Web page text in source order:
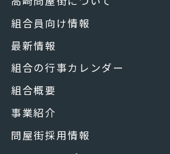
組合員向け情報
最新情報
組合の行事カレンダー
組合概要
事業紹介
問屋街採用情報